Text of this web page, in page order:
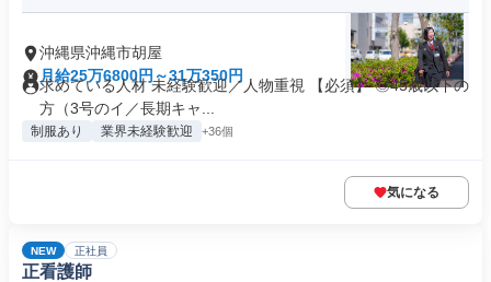
沖縄県沖縄市胡屋
月給25万6800円～31万350円
求めている人材 未経験歓迎／人物重視 【必須】 ◎45歳以下の
方（3号のイ／長期キャ...
制服あり 業界未経験歓迎 +36個
気になる
NEW 正社員
正看護師